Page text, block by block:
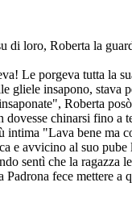
di loro, Roberta la
Le porgeva tutta la
gliele insapono,
Roberta
chinarsi fino
"Lava bene ma
e avvicino al suo
sentì che la ragazza
fece mettere